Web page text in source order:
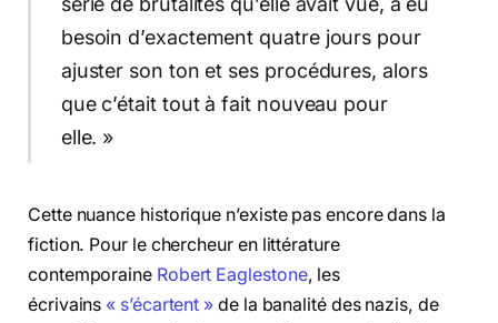
besoin d’exactement quatre jours pour
ajuster son ton et ses procédures, alors
que c’était tout à fait nouveau pour
elle. »
Cette nuance historique n’existe pas encore dans la
fiction. Pour le chercheur en littérature
contemporaine Robert Eaglestone, les
écrivains « s’écartent » de la banalité des nazis, de